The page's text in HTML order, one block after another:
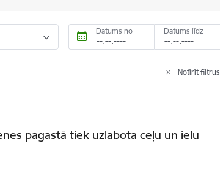
Datums no Datums līdz
Notīrīt filtrus
pagastā tiek uzlabota ceļu un ielu